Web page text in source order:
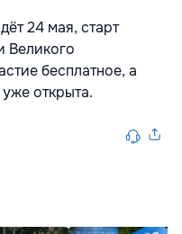
24 мая, старт
Великого
бесплатное, а
открыта.